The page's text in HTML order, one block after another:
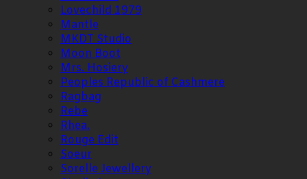
Lovechild 1979
Mantle
MKDT Studio
Moon Boot
Mrs. Hosiery
Peoples Republic of Cashmere
Ragbag
Rebe
Rhea.
Rouge Edit
Soeur
Sorelle Jewellery